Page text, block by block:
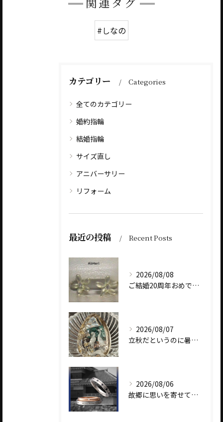
#しなの
カテゴリー Categories
全てのカテゴリー
婚約指輪
結婚指輪
サイズ直し
アニバーサリー
リフォーム
最近の投稿 Recent Posts
2026/08/08
ご結婚20周年おめでとうございます
2026/08/07
立秋だというのに暑いですね
2026/08/06
故郷に思いを寄せて～オリジナルブランド【Shinano(しな...